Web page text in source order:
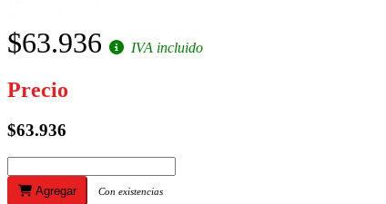
$63.936 IVA incluido
Precio
$63.936
Agregar Con existencias